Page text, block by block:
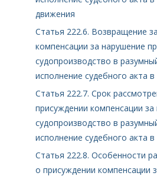
движения
Статья 222.6. Возвращение
компенсации за нарушение
судопроизводство в
исполнение судебного акта
Статья 222.7. Срок
присуждении компенсации
судопроизводство в
исполнение судебного акта
Статья 222.8. Особенности
о присуждении компенсации